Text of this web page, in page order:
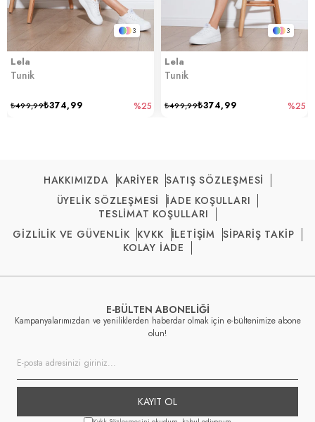
3
Lela
Tunik
₺374,99
₺499,99 %25
3
Lela
Tunik
₺374,99
₺499,99 %25
HAKKIMIZDA KARİYER SATIŞ SÖZLEŞMESİ
ÜYELİK SÖZLEŞMESİ
İADE KOŞULLARI
TESLİMAT KOŞULLARI
GİZLİLİK VE GÜVENLİK KVKK İLETİŞİM
SİPARİŞ TAKİP
KOLAY İADE
E-BÜLTEN ABONELİĞİ
Kampanyalarımızdan ve yeniliklerden haberdar olmak için e-bültenimize abone
olun!
KAYIT OL